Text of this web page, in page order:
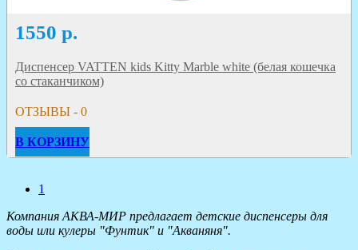
1550 р.
Диспенсер VATTEN kids Kitty Marble white (белая кошечка
со стаканчиком)
ОТЗЫВЫ - 0
В КОРЗИНУ
1
Компания АКВА-МИР предлагает детские диспенсеры для
воды или кулеры "Фунтик" и "Акваняня".